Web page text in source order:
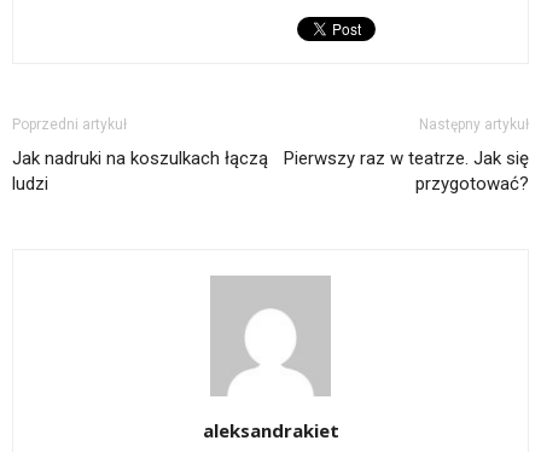
Poprzedni artykuł
Jak nadruki na koszulkach łączą
ludzi
Następny artykuł
Pierwszy raz w teatrze. Jak się
przygotować?
aleksandrakiet